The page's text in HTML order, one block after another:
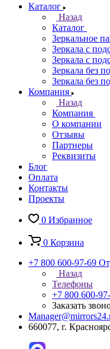
Каталог
Назад
Каталог
Зеркальное
Зеркала с
Зеркала с
Зеркала без
Зеркала без
Компания
Назад
Компания
О компании
Отзывы
Партнеры
Реквизиты
Блог
Оплата
Контакты
Проекты
0 Избранное
0 Корзина
+7 800 600-97-69
Назад
Телефоны
+7 800 600-
Заказать
660077, г.